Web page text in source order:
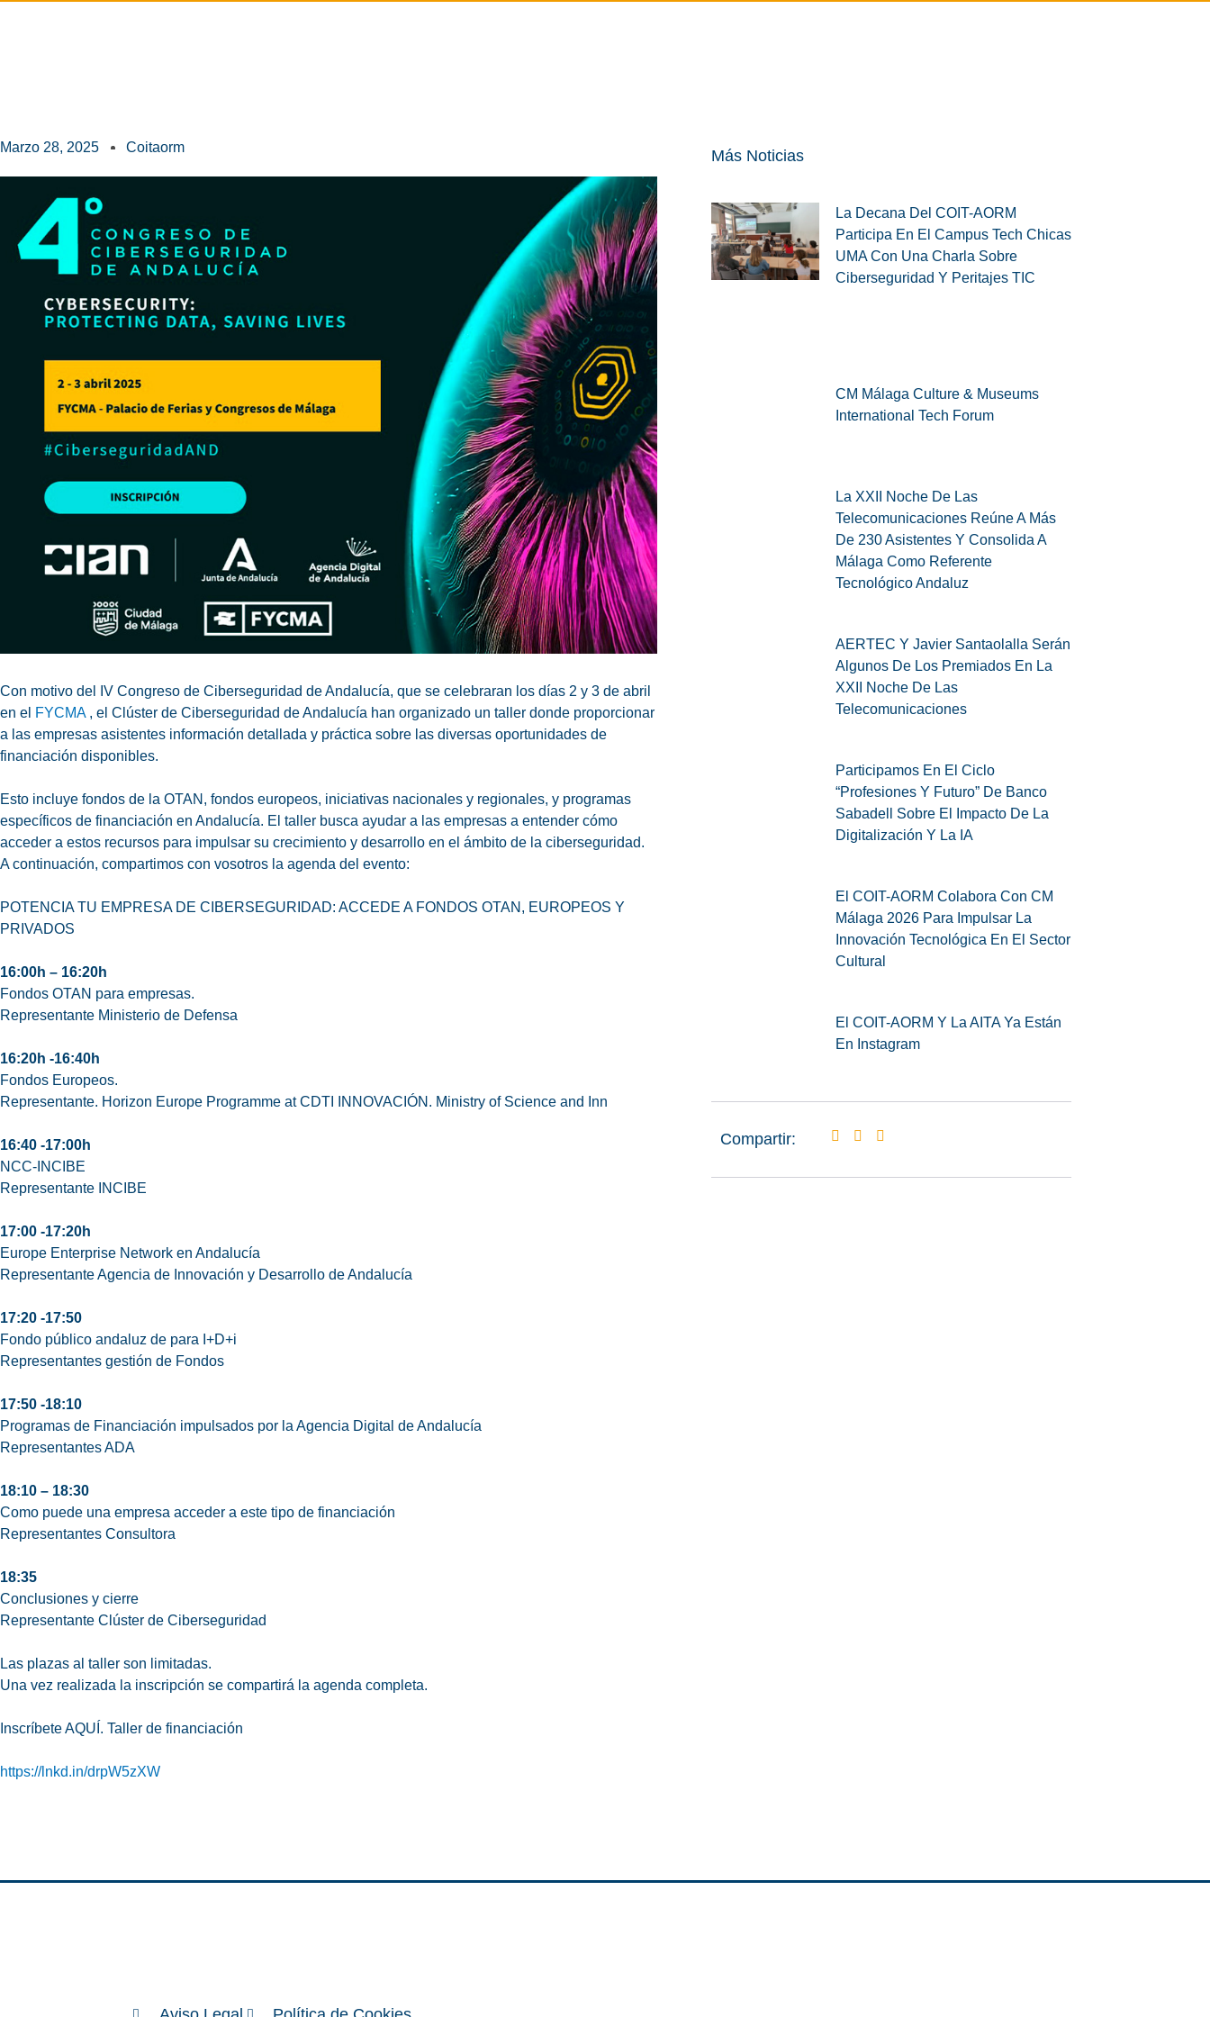
Marzo 28, 2025 Coitaorm
Con motivo del IV Congreso de Ciberseguridad de Andalucía, que se celebraran los días 2 y 3 de abril
en el FYCMA, el Clúster de Ciberseguridad de Andalucía han organizado un taller donde proporcionar
a las empresas asistentes información detallada y práctica sobre las diversas oportunidades de
financiación disponibles.
Esto incluye fondos de la OTAN, fondos europeos, iniciativas nacionales y regionales, y programas
específicos de financiación en Andalucía. El taller busca ayudar a las empresas a entender cómo
acceder a estos recursos para impulsar su crecimiento y desarrollo en el ámbito de la ciberseguridad.
A continuación, compartimos con vosotros la agenda del evento:
POTENCIA TU EMPRESA DE CIBERSEGURIDAD: ACCEDE A FONDOS OTAN, EUROPEOS Y
PRIVADOS
16:00h – 16:20h
Fondos OTAN para empresas.
Representante Ministerio de Defensa
16:20h -16:40h
Fondos Europeos.
Representante. Horizon Europe Programme at CDTI INNOVACIÓN. Ministry of Science and Inn
16:40 -17:00h
NCC-INCIBE
Representante INCIBE
17:00 -17:20h
Europe Enterprise Network en Andalucía
Representante Agencia de Innovación y Desarrollo de Andalucía
17:20 -17:50
Fondo público andaluz de para I+D+i
Representantes gestión de Fondos
17:50 -18:10
Programas de Financiación impulsados por la Agencia Digital de Andalucía
Representantes ADA
18:10 – 18:30
Como puede una empresa acceder a este tipo de financiación
Representantes Consultora
18:35
Conclusiones y cierre
Representante Clúster de Ciberseguridad
Las plazas al taller son limitadas.
Una vez realizada la inscripción se compartirá la agenda completa.
Inscríbete AQUÍ. Taller de financiación
https://lnkd.in/drpW5zXW
Más Noticias
La Decana Del COIT-AORM
Participa En El Campus Tech Chicas
UMA Con Una Charla Sobre
Ciberseguridad Y Peritajes TIC
CM Málaga Culture & Museums
International Tech Forum
La XXII Noche De Las
Telecomunicaciones Reúne A Más
De 230 Asistentes Y Consolida A
Málaga Como Referente
Tecnológico Andaluz
AERTEC Y Javier Santaolalla Serán
Algunos De Los Premiados En La
XXII Noche De Las
Telecomunicaciones
Participamos En El Ciclo
“Profesiones Y Futuro” De Banco
Sabadell Sobre El Impacto De La
Digitalización Y La IA
El COIT-AORM Colabora Con CM
Málaga 2026 Para Impulsar La
Innovación Tecnológica En El Sector
Cultural
El COIT-AORM Y La AITA Ya Están
En Instagram
Compartir: